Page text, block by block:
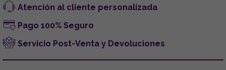
Atención al cliente personalizada
Pago 100% Seguro
Servicio Post-Venta y Devoluciones